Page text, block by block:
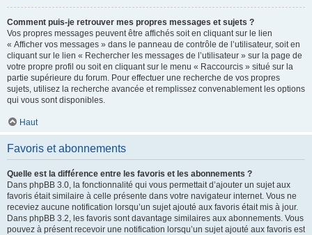
Comment puis-je retrouver mes propres messages et sujets ?
Vos propres messages peuvent être affichés soit en cliquant sur le lien
« Afficher vos messages » dans le panneau de contrôle de l’utilisateur, soit en
cliquant sur le lien « Rechercher les messages de l’utilisateur » sur la page de
votre propre profil ou soit en cliquant sur le menu « Raccourcis » situé sur la
partie supérieure du forum. Pour effectuer une recherche de vos propres
sujets, utilisez la recherche avancée et remplissez convenablement les options
qui vous sont disponibles.
Haut
Favoris et abonnements
Quelle est la différence entre les favoris et les abonnements ?
Dans phpBB 3.0, la fonctionnalité qui vous permettait d’ajouter un sujet aux
favoris était similaire à celle présente dans votre navigateur internet. Vous ne
receviez aucune notification lorsqu’un sujet ajouté aux favoris était mis à jour.
Dans phpBB 3.2, les favoris sont davantage similaires aux abonnements. Vous
pouvez à présent recevoir une notification lorsqu’un sujet ajouté aux favoris est